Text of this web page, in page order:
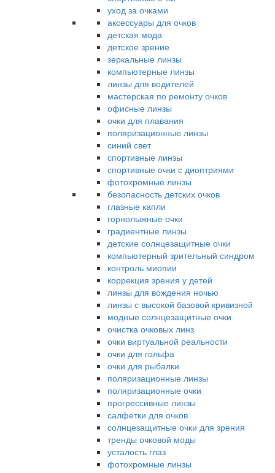
уход за очками
аксессуары для очков
детская мода
детское зрение
зеркальные линзы
компьютерные линзы
линзы для водителей
мастерская по ремонту очков
офисные линзы
очки для плавания
поляризационные линзы
синий свет
спортивные линзы
спортивные очки с диоптриями
фотохромные линзы
безопасность детских очков
глазные капли
горнолыжные очки
градиентные линзы
детские солнцезащитные очки
компьютерный зрительный синдром
контроль миопии
коррекция зрения у детей
линзы для вождения ночью
линзы с высокой базовой кривизной
модные солнцезащитные очки
очистка очковых линз
очки виртуальной реальности
очки для гольфа
очки для рыбалки
поляризационные линзы
поляризационные очки
прогрессивные линзы
салфетки для очков
солнцезащитные очки для зрения
тренды очковой моды
усталость глаз
фотохромные линзы